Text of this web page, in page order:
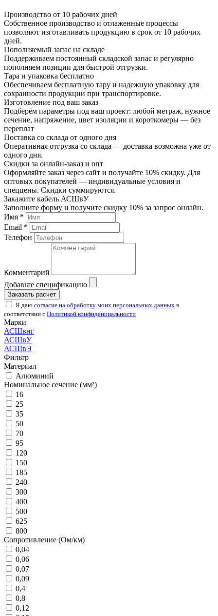
Производство от 10 рабочих дней
Собственное производство и отлаженные процессы
позволяют изготавливать продукцию в срок от 10 рабочих
дней.
Пополняемый запас на складе
Поддерживаем постоянный складской запас и регулярно
пополняем позиции для быстрой отгрузки.
Тара и упаковка бесплатно
Обеспечиваем бесплатную тару и надежную упаковку для
сохранности продукции при транспортировке.
Изготовление под ваш заказ
Подберём параметры под ваш проект: любой метраж, нужное
сечение, напряжение, цвет изоляции и короткомеры — без
переплат
Поставка со склада от одного дня
Оперативная отгрузка со склада — доставка возможна уже от
одного дня.
Скидки за онлайн-заказ и опт
Оформляйте заказ через сайт и получайте 10% скидку. Для
оптовых покупателей — индивидуальные условия и
спеццены. Скидки суммируются.
Закажите кабель АСШвУ
Заполните форму и получите скидку 10% за запрос онлайн.
Имя *
Email *
Телефон
Комментарий
Добавьте спецификацию
Заказать расчет
Я даю согласие на обработку моих персональных данных в
соответствии с Политикой конфиденциальности
Марки
АСШвнг
АСШвУ
АСШвЭ
Фильтр
Материал
Алюминий
Номинальное сечение (мм²)
16
25
35
50
70
95
120
150
185
240
300
400
500
625
800
Сопротивление (Ом/км)
0,04
0,06
0,07
0,09
0,4
0,8
0,12